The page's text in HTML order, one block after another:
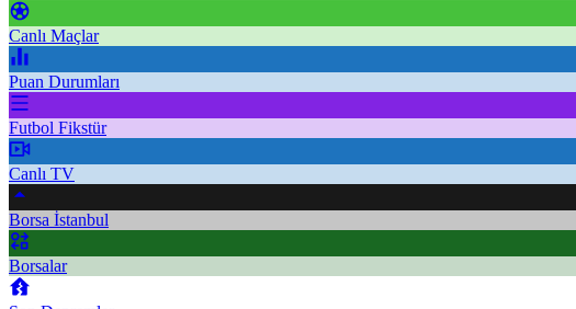
Canlı Maçlar
Puan Durumları
Futbol Fikstür
Canlı TV
Borsa İstanbul
Borsalar